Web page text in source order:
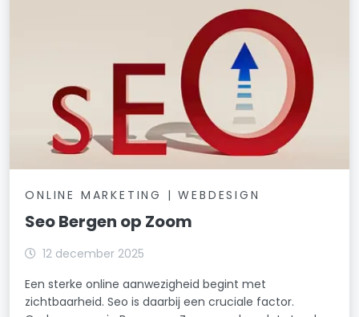
ONLINE MARKETING | WEBDESIGN
Seo Bergen op Zoom
12 december 2025
Een sterke online aanwezigheid begint met
zichtbaarheid. Seo is daarbij een cruciale factor.